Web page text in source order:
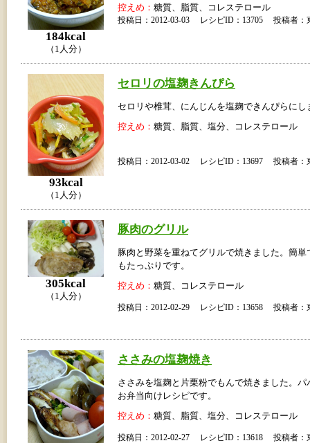
184kcal
（1人分）
控えめ： 糖質、脂質、コレステロール
投稿日：2012-03-03 レシピID：13705 投稿者：
93kcal
（1人分）
セロリの塩麹きんぴら
セロリや椎茸、にんじんを塩麹できんぴらにし
控えめ： 糖質、脂質、塩分、コレステロール
投稿日：2012-03-02 レシピID：13697 投稿者：
305kcal
（1人分）
豚肉のグリル
豚肉と野菜を重ねてグリルで焼きました。簡単
もたっぷりです。
控えめ： 糖質、コレステロール
投稿日：2012-02-29 レシピID：13658 投稿者：
ささみの塩麹焼き
ささみを塩麹と片栗粉でもんで焼きました。パ
お弁当向けレシピです。
控えめ： 糖質、脂質、塩分、コレステロール
投稿日：2012-02-27 レシピID：13618 投稿者：